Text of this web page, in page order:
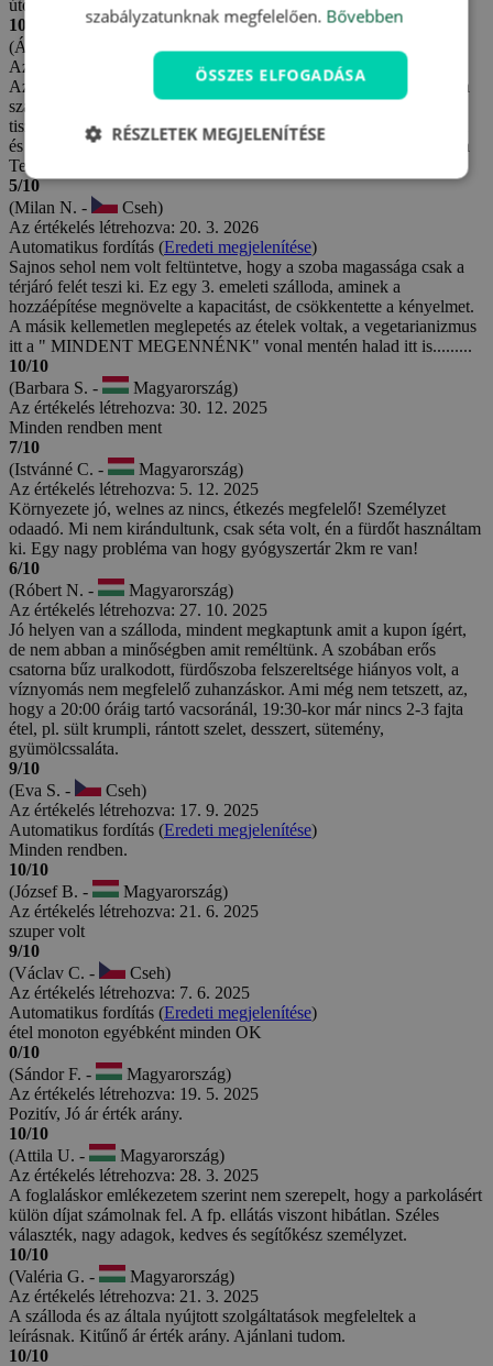
úton, ott is minden nagyon tetszett.
10/10
(Ágnes S. -
Magyarország)
Az értékelés létrehozva: 14. 5. 2026
Az utalványhoz fürdőbelépő is járt, amit a recepción átvettünk és a
szállodából 1 perc alatt átsétáltunk a fürdőbe. A szoba kényelmes,
tiszta és jól felszerelt, a személyzet kedves és segítőkész , a reggeli
és a vacsora bőséges volt. Mivel korábban érkeztünk, kisétáltunk a
Termáltó és Ökoparkhoz.
5/10
(Milan N. -
Cseh)
Az értékelés létrehozva: 20. 3. 2026
Automatikus fordítás (Eredeti megjelenítése)
Sajnos sehol nem volt feltüntetve, hogy a szoba magassága csak a
térjáró felét teszi ki. Ez egy 3. emeleti szálloda, aminek a
hozzáépítése megnövelte a kapacitást, de csökkentette a kényelmet.
A másik kellemetlen meglepetés az ételek voltak, a vegetarianizmus
itt a " MINDENT MEGENNÉNK" vonal mentén halad itt is.........
10/10
(Barbara S. -
Magyarország)
Az értékelés létrehozva: 30. 12. 2025
Minden rendben ment
7/10
(Istvánné C. -
Magyarország)
Az értékelés létrehozva: 5. 12. 2025
Környezete jó, welnes az nincs, étkezés megfelelő! Személyzet
odaadó. Mi nem kirándultunk, csak séta volt, én a fürdőt használtam
ki. Egy nagy probléma van hogy gyógyszertár 2km re van!
6/10
(Róbert N. -
Magyarország)
Az értékelés létrehozva: 27. 10. 2025
Jó helyen van a szálloda, mindent megkaptunk amit a kupon ígért,
de nem abban a minőségben amit reméltünk. A szobában erős
csatorna bűz uralkodott, fürdőszoba felszereltsége hiányos volt, a
víznyomás nem megfelelő zuhanzáskor. Ami még nem tetszett, az,
hogy a 20:00 óráig tartó vacsoránál, 19:30-kor már nincs 2-3 fajta
étel, pl. sült krumpli, rántott szelet, desszert, sütemény,
gyümölcssaláta.
9/10
(Eva S. -
Cseh)
Az értékelés létrehozva: 17. 9. 2025
Automatikus fordítás (Eredeti megjelenítése)
Minden rendben.
10/10
(József B. -
Magyarország)
Az értékelés létrehozva: 21. 6. 2025
szuper volt
9/10
(Václav C. -
Cseh)
Az értékelés létrehozva: 7. 6. 2025
Automatikus fordítás (Eredeti megjelenítése)
étel monoton egyébként minden OK
0/10
(Sándor F. -
Magyarország)
Az értékelés létrehozva: 19. 5. 2025
Pozitív, Jó ár érték arány.
10/10
(Attila U. -
Magyarország)
Az értékelés létrehozva: 28. 3. 2025
A foglaláskor emlékezetem szerint nem szerepelt, hogy a parkolásért
külön díjat számolnak fel. A fp. ellátás viszont hibátlan. Széles
választék, nagy adagok, kedves és segítőkész személyzet.
10/10
(Valéria G. -
Magyarország)
Az értékelés létrehozva: 21. 3. 2025
A szálloda és az általa nyújtott szolgáltatások megfeleltek a
leírásnak. Kitűnő ár érték arány. Ajánlani tudom.
10/10
szabályzatunknak megfelelően. Bővebben
ÖSSZES ELFOGADÁSA
RÉSZLETEK MEGJELENÍTÉSE